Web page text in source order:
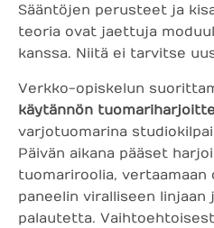
Sääntöjen perusteet ja
teoria ovat jaettuja
kanssa. Niitä ei tarvitse
Verkko-opiskelun
käytännön
varjotuomarina
Päivän aikana pääset
tuomariroolia, vertaamaan
paneelin viralliseen linjaan
palautetta.